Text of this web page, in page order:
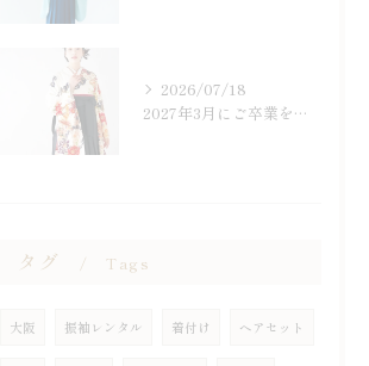
2026/07/18
2027年3月にご卒業を迎える皆さまへ。
タグ Tags
大阪 振袖レンタル 着付け ヘアセット